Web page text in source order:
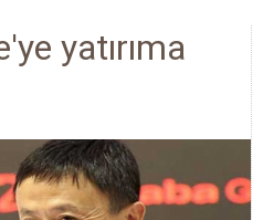
yatırıma